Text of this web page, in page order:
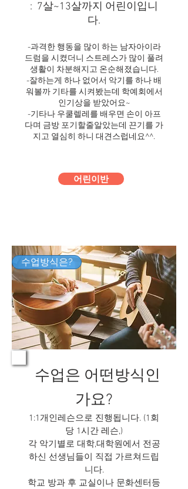
: 7살~13살까지 어린이입니
다.
-과격한 행동을 많이 하는 남자아이라
드럼을 시켰더니 스트레스가 많이 풀려
생활이 차분해지고 온순해졌습니다.
-잘하는게 하나 없어서 악기를 하나 배
워볼까 기타를 시켜봤는데 학예회에서
인기상을 받았어요~
-기타나 우쿨렐레를 배우면 손이 아프
다며 금방 포기할줄알았는데 끈기를 가
지고 열심히 하니 대견스럽네요^^.
어린이반
수업방식은?
수업은 어떤방식인
가요?
1:1개인레슨으로 진행됩니다. ​(1회
당 1시간 레슨,)
각 악기별로 대학,대학원에서 전공
하신 선생님들이 직접 가르쳐드립
니다.
학교 방과 후 교실이나 문화센터등